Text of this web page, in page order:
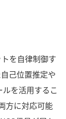
を自律制御す
己位置推定や
を活用するこ
方に対応可能